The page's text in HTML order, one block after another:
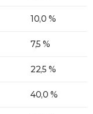
10,0 %
7,5 %
22,5 %
40,0 %